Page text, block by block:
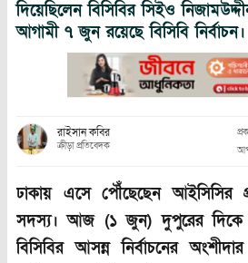
দিয়েছিলেন বিসিবির সিইও
আগামী ৭ জুন রয়েছে বিসিবি নির্বাচন।
রাইসান কবির
ক্রীড়া প্রতিবেদক
ঢাকায় এসে পৌঁছেছেন আইসিসির
সদস্য। আজ (১ জুন) দুপুরের দিকে
বিসিবির আসন্ন নির্বাচনের